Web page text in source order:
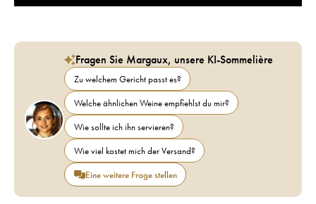
Fragen Sie Margaux, unsere KI-Sommelière
Zu welchem Gericht passt es?
Welche ähnlichen Weine empfiehlst du mir?
Wie sollte ich ihn servieren?
Wie viel kostet mich der Versand?
Eine weitere Frage stellen